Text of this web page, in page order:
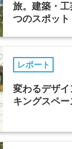
旅。建築・
つのスポット
レポート
変わるデザ
キングスペー